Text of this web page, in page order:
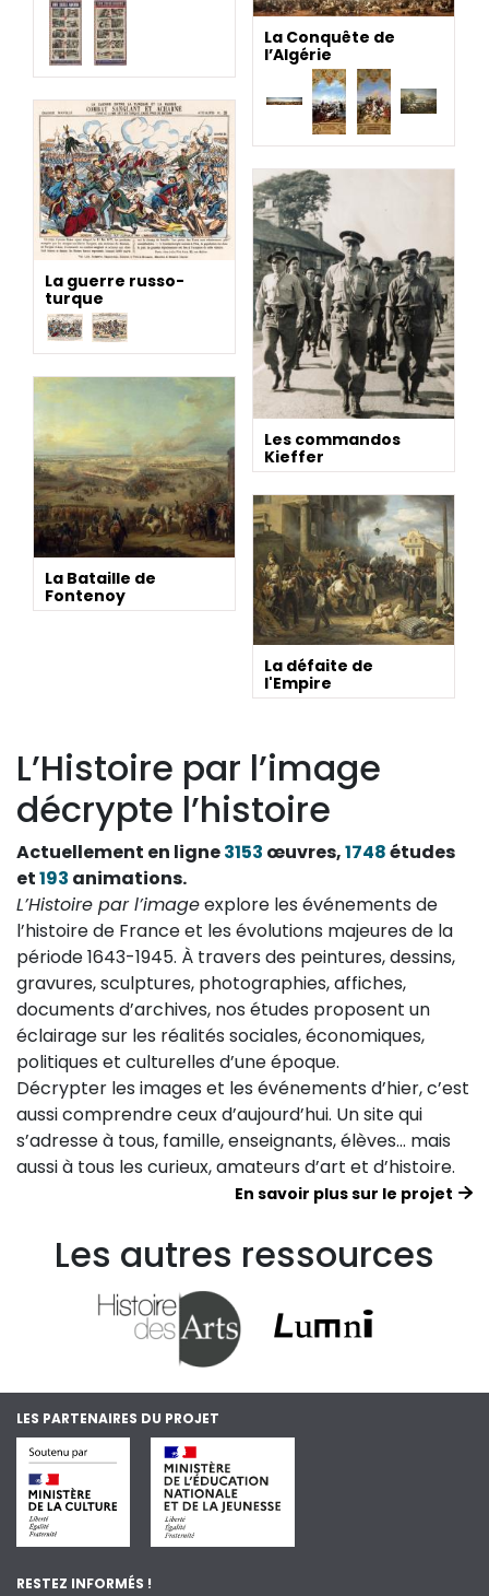
La Conquête de
l’Algérie
La guerre russo-
turque
Les commandos
Kieffer
La Bataille de
Fontenoy
La défaite de
l'Empire
L’Histoire par l’image
décrypte l’histoire
Actuellement en ligne3153 œuvres,1748études
et193 animations.
L’Histoire par l’imageexplore les événements de
l’histoire de France et les évolutions majeures de la
période 1643-1945. À travers des peintures, dessins,
gravures, sculptures, photographies, affiches,
documents d’archives, nos études proposent un
éclairage sur les réalités sociales, économiques,
politiques et culturelles d’une époque.
Décrypter les images et les événements d’hier, c’est
aussi comprendre ceux d’aujourd’hui. Un site qui
s’adresse à tous, famille, enseignants, élèves… mais
aussi à tous les curieux, amateurs d’art et d’histoire.
En savoir plus sur le projet
Les autres ressources
LES PARTENAIRES DU PROJET
RESTEZ INFORMÉS !